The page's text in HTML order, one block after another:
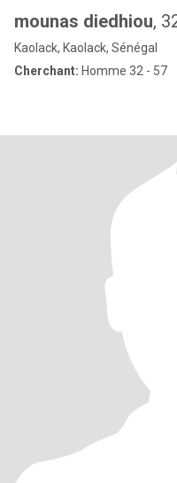
mounas diedhiou,
Kaolack, Kaolack, Sénégal
Cherchant: Homme 32 - 57